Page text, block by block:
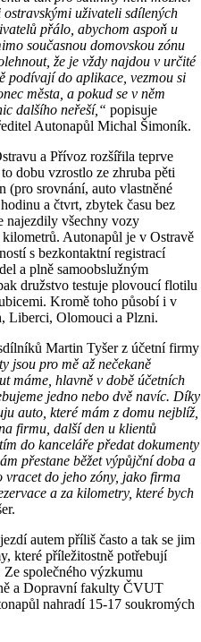
uživateli sdílených
přálo, abychom aspoň u
současnou domovskou zónu
že je vždy najdou v určité
podívají do aplikace, vezmou si
města, a pokud se v něm
dalšího neřeší,“ popisuje
Autonapůl Michal Šimoník.
a Přívoz rozšířila teprve
dobu vzrostlo ze zhruba pěti
(pro srovnání, auto vlastněné
a čtvrt, zbytek času bez
najezdily všechny vozy
Autonapůl je v Ostravě
s bezkontaktní registrací
a plně samoobslužným
družstvo testuje plovoucí flotilu
Kromě toho působí i v
Liberci, Olomouci a Plzni.
Martin Tyšer z účetní firmy
jsou pro mě až nečekaně
máme, hlavně v době účetních
jedno nebo dvě navíc. Díky
auto, které mám z domu nejblíž,
firmu, další den u klientů
do kanceláře předat dokumenty
přestane běžet výpůjční doba a
vracet do jeho zóny, jako firma
a za kilometry, které bych
autem příliš často a tak se jim
které příležitostně potřebují
společného výzkumu
a Dopravní fakulty ČVUT
nahradí 15-17 soukromých